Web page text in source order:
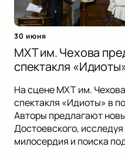
30 июня
МХТ им. Чехова
спектакля
На сцене МХТ им.
спектакля «Идиоты» в
Авторы предлагают
Достоевского,
милосердия и поиска